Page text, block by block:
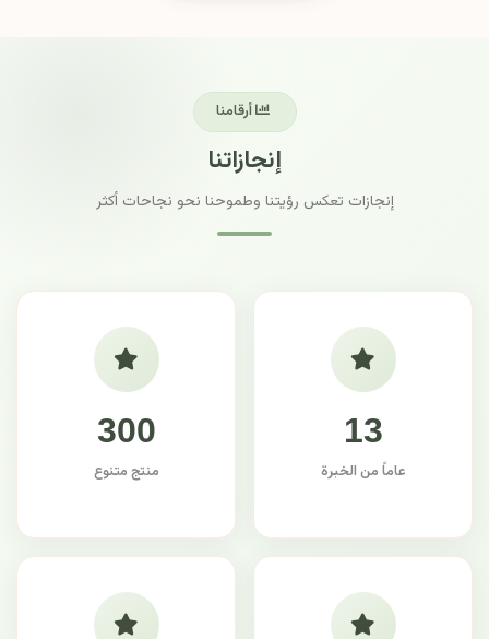
أرقامنا
إنجازاتنا
إنجازات تعكس رؤيتنا وطموحنا نحو نجاحات أكثر
13
عاماً من الخبرة
300
منتج متنوع